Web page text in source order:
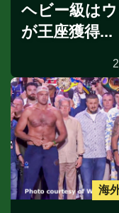
ヘビー級は
が王座獲得...
海